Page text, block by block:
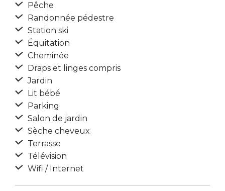
Pêche
Randonnée pédestre
Station ski
Équitation
Cheminée
Draps et linges compris
Jardin
Lit bébé
Parking
Salon de jardin
Sèche cheveux
Terrasse
Télévision
Wifi / Internet